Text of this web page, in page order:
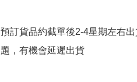
預訂貨品約截單後2-4星期左右
題，有機會延遲出貨